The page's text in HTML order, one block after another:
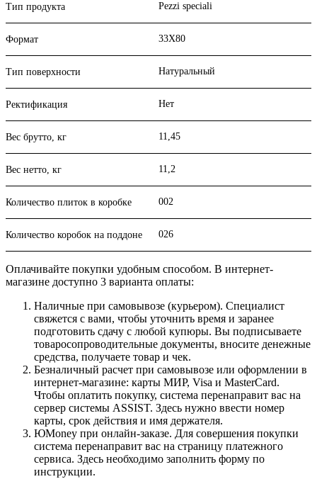
Тип продукта Pezzi speciali
Формат 33X80
Тип поверхности Натуральный
Ректификация Нет
Вес брутто, кг 11,45
Вес нетто, кг 11,2
Количество плиток в коробке 002
Количество коробок на поддоне 026
Оплачивайте покупки удобным способом. В интернет-
магазине доступно 3 варианта оплаты:
Наличные при самовывозе (курьером). Специалист
свяжется с вами, чтобы уточнить время и заранее
подготовить сдачу с любой купюры. Вы подписываете
товаросопроводительные документы, вносите денежные
средства, получаете товар и чек.
Безналичный расчет при самовывозе или оформлении в
интернет-магазине: карты МИР, Visa и MasterCard.
Чтобы оплатить покупку, система перенаправит вас на
сервер системы ASSIST. Здесь нужно ввести номер
карты, срок действия и имя держателя.
ЮMoney при онлайн-заказе. Для совершения покупки
система перенаправит вас на страницу платежного
сервиса. Здесь необходимо заполнить форму по
инструкции.